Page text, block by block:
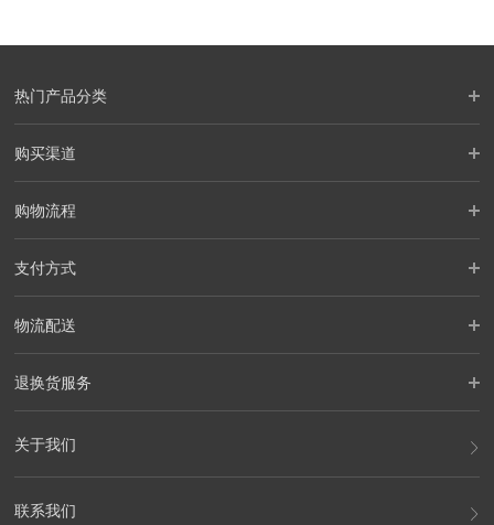
热门产品分类
购买渠道
购物流程
支付方式
物流配送
退换货服务
关于我们
联系我们